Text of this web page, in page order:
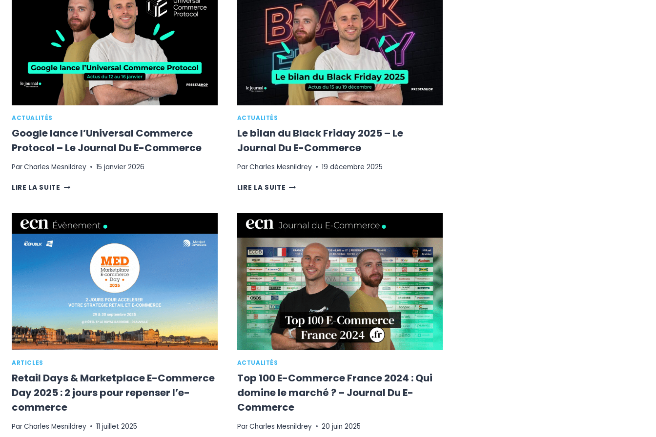
PUBLICITÉ,
VENTES,
COMMISSIONS
LE
JOURNAL
DU
E-
COMMERCE
ACTUALITÉS
Google lance l’Universal Commerce
Protocol – Le Journal Du E-Commerce
ParCharles Mesnildrey 15 janvier 2026
LIRE LA SUITE GOOGLE
COMMERCE
PROTOCOL
–
JOURNAL
DU
COMMERCE
ACTUALITÉS
Le bilan du Black Friday 2025 – Le
Journal Du E-Commerce
ParCharles Mesnildrey 19 décembre 2025
LIRE LA SUITE LE
BLACK
FRIDAY
2025
–
LE
JOURNAL
DU
E-
COMMERCE
ARTICLES
Retail Days & Marketplace E-Commerce
Day 2025 : 2 jours pour repenser l’e-
commerce
ParCharles Mesnildrey 11 juillet 2025
ACTUALITÉS
Top 100 E-Commerce France 2024 : Qui
domine le marché ? – Journal Du E-
Commerce
ParCharles Mesnildrey 20 juin 2025